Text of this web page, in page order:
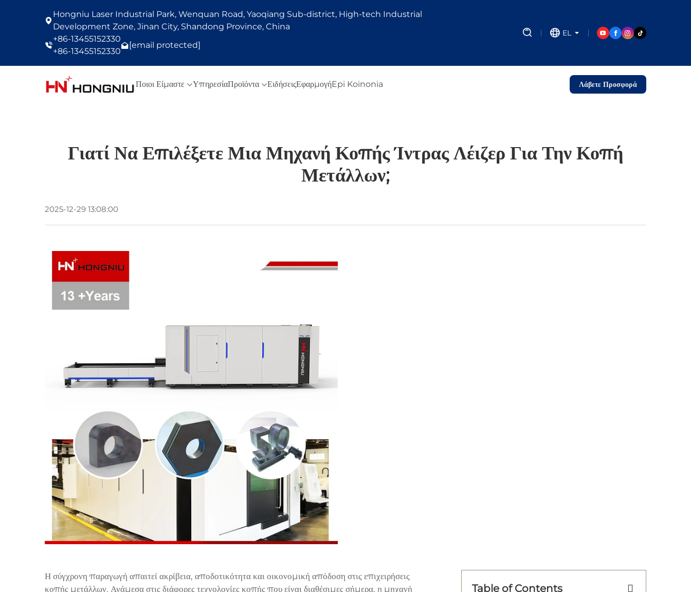
Hongniu Laser Industrial Park, Wenquan Road, Yaoqiang Sub-district, High-tech Industrial
Development Zone, Jinan City, Shandong Province, China
+86-13455152330
+86-13455152330
[email protected]
EL
Ποιοι Είμαστε ΥπηρεσίαΠροϊόντα ΕιδήσειςΕφαρμογήEpi Koinonia Λάβετε Προσφορά
Γιατί Να Επιλέξετε Μια Μηχανή Κοπής Ίντρας Λέιζερ Για Την Κοπή
Μετάλλων;
2025-12-29 13:08:00
Η σύγχρονη παραγωγή απαιτεί ακρίβεια, αποδοτικότητα και οικονομική απόδοση στις επιχειρήσεις
κοπής μετάλλων. Ανάμεσα στις διάφορες τεχνολογίες κοπής που είναι διαθέσιμες σήμερα, η μηχανή
Table of Contents